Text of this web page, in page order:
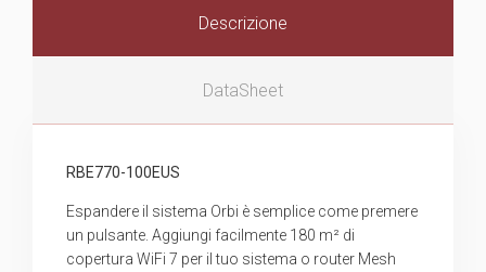
Descrizione
DataSheet
RBE770-100EUS
Espandere il sistema Orbi è semplice come premere
un pulsante. Aggiungi facilmente 180 m² di
copertura WiFi 7 per il tuo sistema o router Mesh